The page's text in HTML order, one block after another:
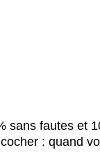
sans fautes et
: quand